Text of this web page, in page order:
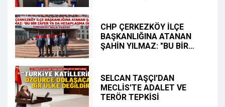
CHP ÇERKEZKÖY İLÇE
BAŞKANLIĞINA ATANAN
ŞAHİN YILMAZ: "BU BİR
SELCAN TAŞÇI'DAN
MECLİS'TE ADALET VE
TERÖR TEPKİSİ